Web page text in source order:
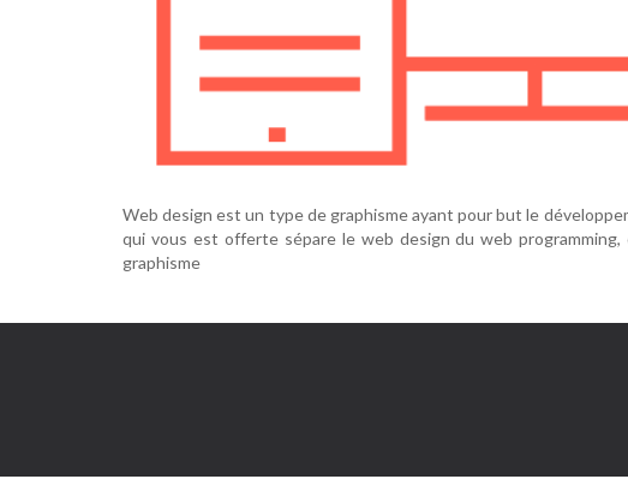
Web design est un type de graphisme ayant pour but le
qui vous est offerte sépare le web design du web
graphisme